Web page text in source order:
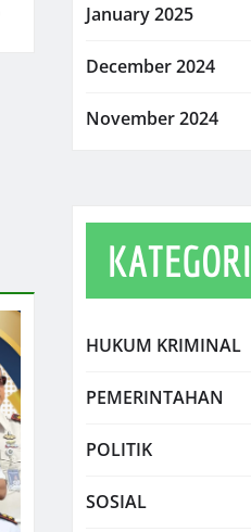
January 2025
December 2024
November 2024
KATEGORI
HUKUM KRIMINAL
PEMERINTAHAN
POLITIK
SOSIAL